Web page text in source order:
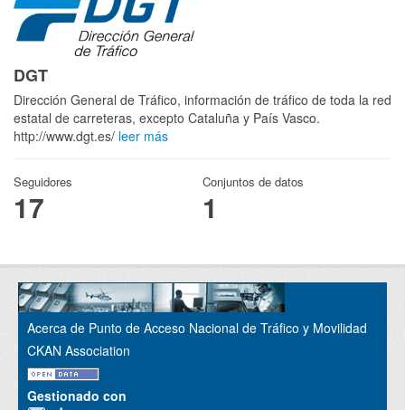
DGT
Dirección General de Tráfico, información de tráfico de toda la red
estatal de carreteras, excepto Cataluña y País Vasco.
http://www.dgt.es/ leer más
Seguidores
17
Conjuntos de datos
1
Acerca de Punto de Acceso Nacional de Tráfico y Movilidad
CKAN Association
Gestionado con